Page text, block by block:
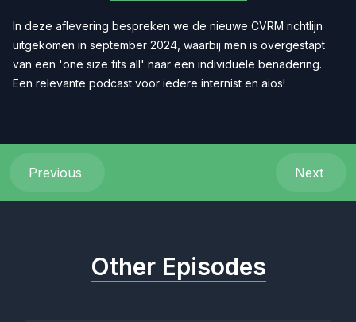
In deze aflevering bespreken we de nieuwe CVRM richtlijn
uitgekomen in september 2024, waarbij men is overgestapt
van een 'one size fits all' naar een individuele benadering.
Een relevante podcast voor iedere internist en aios!
Previous Next
Other Episodes